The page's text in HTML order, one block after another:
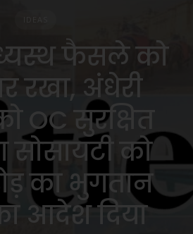
फैसले को
रखा, अंधेरी
OC सुरक्षित
सोसायटी को
का भुगतान
आदेश दिया